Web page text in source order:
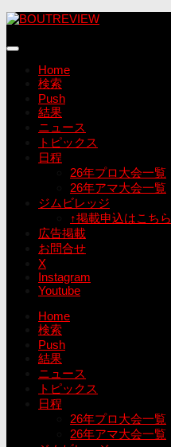
コ
テ
Home
検索
Push
結果
ニュース
トピックス
日程
26年プロ大会一覧
26年アマ大会一覧
ジムビレッジ
↑掲載申込はこちら
広告掲載
お問合せ
X
Instagram
Youtube
Home
検索
Push
結果
ニュース
トピックス
日程
26年プロ大会一覧
26年アマ大会一覧